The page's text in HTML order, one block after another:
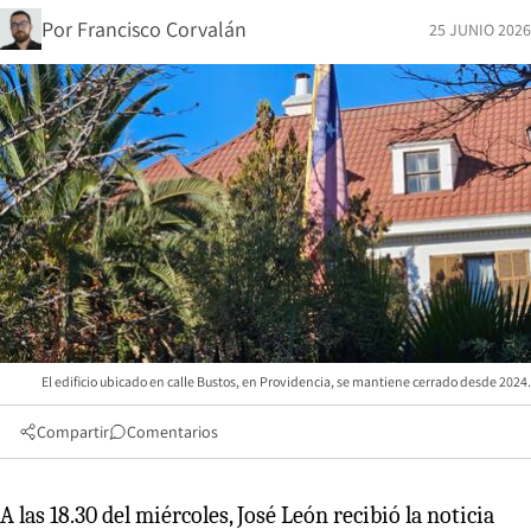
Por Francisco Corvalán 25 JUNIO 2026
El edificio ubicado en calle Bustos, en Providencia, se mantiene cerrado desde 2024.
Compartir Comentarios
A las 18.30 del miércoles, José León recibió la noticia